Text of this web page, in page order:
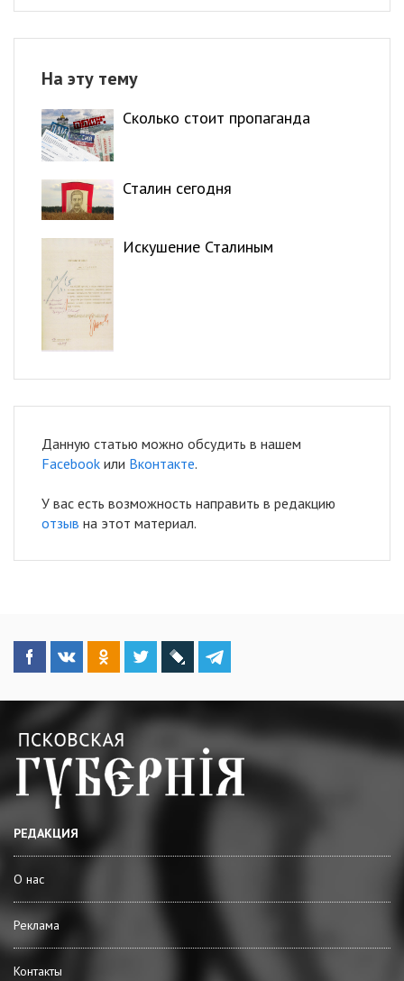
На эту тему
Сколько стоит пропаганда
Сталин сегодня
Искушение Сталиным
Данную статью можно обсудить в нашем
Facebook или Вконтакте.
У вас есть возможность направить в редакцию
отзыв на этот материал.
РЕДАКЦИЯ
О нас
Реклама
Контакты